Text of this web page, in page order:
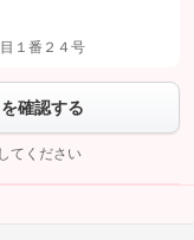
ら「許可する」ボタンを押
合わせを
１番２４号
確認する
てください